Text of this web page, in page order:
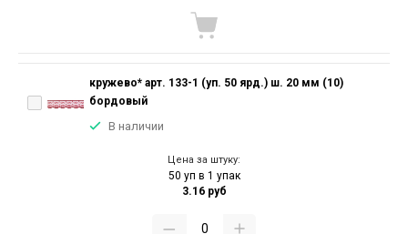
кружево* арт. 133-1 (уп. 50 ярд.) ш. 20 мм (10)
бордовый
В наличии
Цена за штуку:
50 уп в 1 упак
3.16 руб